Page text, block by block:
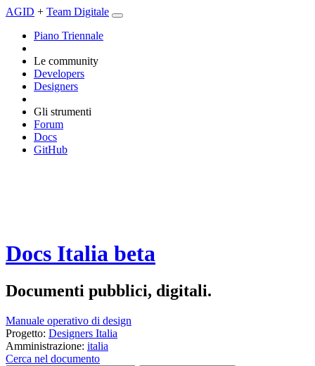
AGID + Team Digitale
Piano Triennale
Le community
Developers
Designers
Gli strumenti
Forum
Docs
GitHub
Docs Italia beta
Documenti pubblici, digitali.
Manuale operativo di design
Progetto: Designers Italia
Amministrazione: italia
Cerca nel documento